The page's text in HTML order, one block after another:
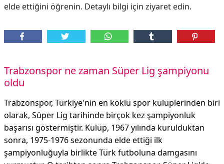
elde ettiğini öğrenin. Detaylı bilgi için ziyaret edin.
Trabzonspor ne zaman Süper Lig şampiyonu
oldu
Trabzonspor, Türkiye'nin en köklü spor kulüplerinden biri
olarak, Süper Lig tarihinde birçok kez şampiyonluk
başarısı göstermiştir. Kulüp, 1967 yılında kurulduktan
sonra, 1975-1976 sezonunda elde ettiği ilk
şampiyonluğuyla birlikte Türk futboluna damgasını